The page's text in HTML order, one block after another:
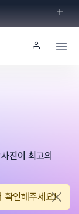
진이 최고의
확인해주세요!